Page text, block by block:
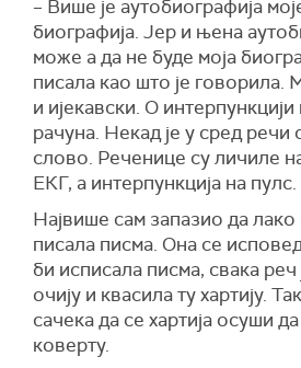
– Више је аутобиографија
биографија. Јер и њена
може а да не буде моја
писала као што је говорила.
и ијекавски. О
рачуна. Некад је у сред речи
слово. Реченице су личиле
ЕКГ, а интерпункција на пулс.
Највише сам запазио да лако
писала писма. Она се
би исписала писма, свака реч
очију и квасила ту хартију.
сачека да се хартија осуши
коверту.